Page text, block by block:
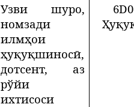
Узви шуро,
номзади
илмҳои
ҳуқуқшиносӣ,
дотсент, аз
рўйи
ихтисоси
6D